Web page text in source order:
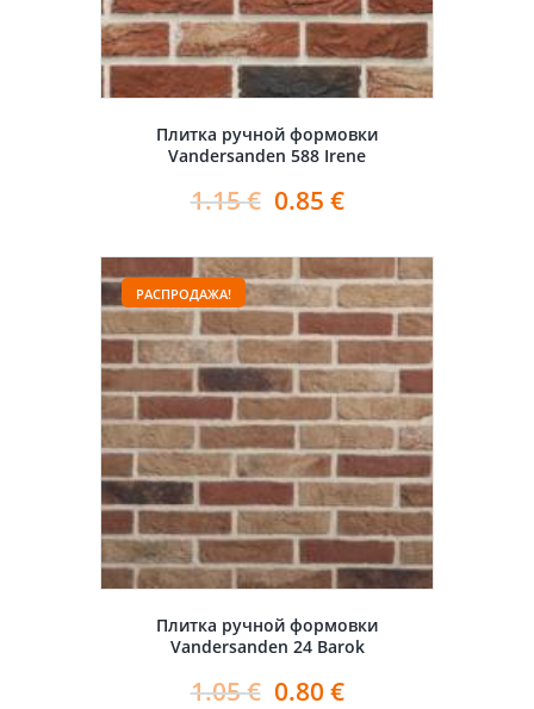
Плитка ручной формовки
Vandersanden 588 Irene
1.15€ 0.85 €
РАСПРОДАЖА!
Плитка ручной формовки
Vandersanden 24 Barok
1.05€ 0.80 €